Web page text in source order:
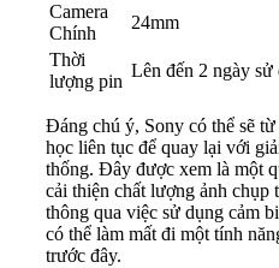
Camera
Chính
24mm
Thời
lượng pin
Lên đến 2 ngày sử
Đáng chú ý, Sony có thể sẽ
học liên tục để quay lại với
thống. Đây được xem là một
cải thiện chất lượng ảnh chụp
thông qua việc sử dụng cảm
có thể làm mất đi một tính
trước đây.